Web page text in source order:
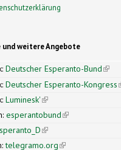
und weitere Angebote
Deutscher Esperanto-Bund(link is
Deutscher Esperanto-Kongress
Luminesk'(link is external)
esperantobund(link is external)
(link is external)
telegramo.org(link is external)